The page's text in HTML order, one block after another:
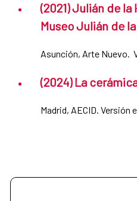
(2021) Julián de la
Museo Julián de
Asunción, Arte Nuevo.
(2024) La
Madrid, AECID. Versión